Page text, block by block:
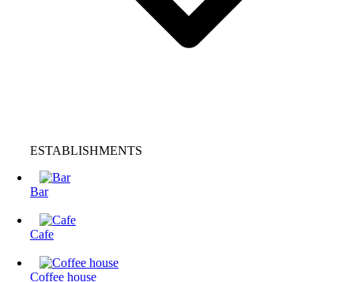
ESTABLISHMENTS
Bar
Cafe
Coffee house